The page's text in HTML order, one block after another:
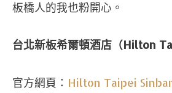
板橋人的我也粉開心。
台北新板希爾頓酒店（Hilton
官方網頁： Hilton Taipei